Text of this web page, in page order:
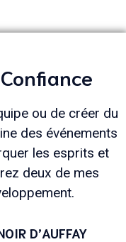
ou de créer du
des événements
les esprits et
deux de mes
D’AUFFAY